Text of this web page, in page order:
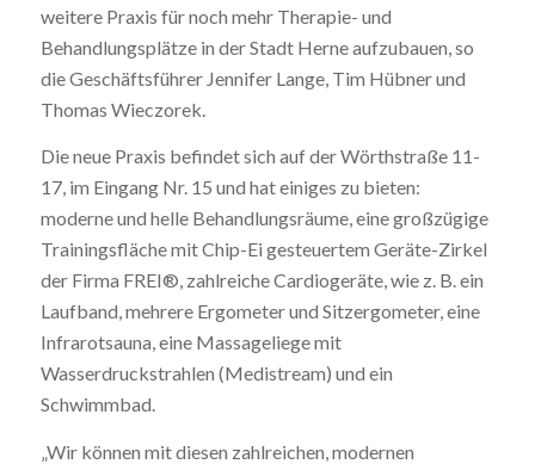
weitere Praxis für noch mehr Therapie- und
Behandlungsplätze in der Stadt Herne aufzubauen, so
die Geschäftsführer Jennifer Lange, Tim Hübner und
Thomas Wieczorek.
Die neue Praxis befindet sich auf der Wörthstraße 11-
17, im Eingang Nr. 15 und hat einiges zu bieten:
moderne und helle Behandlungsräume, eine großzügige
Trainingsfläche mit Chip-Ei gesteuertem Geräte-Zirkel
der Firma FREI®, zahlreiche Cardiogeräte, wie z. B. ein
Laufband, mehrere Ergometer und Sitzergometer, eine
Infrarotsauna, eine Massageliege mit
Wasserdruckstrahlen (Medistream) und ein
Schwimmbad.
„Wir können mit diesen zahlreichen, modernen